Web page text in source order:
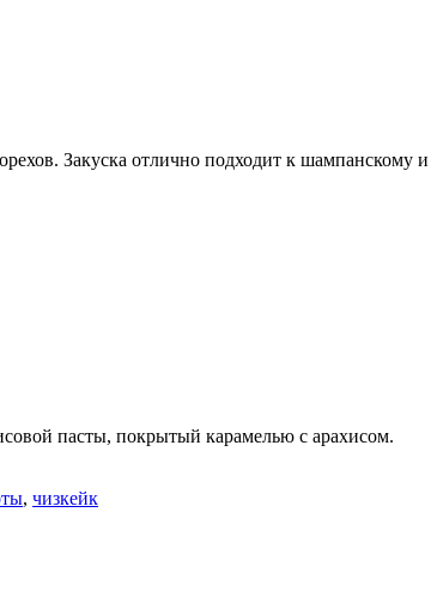
Закуска отлично подходит к шампанскому
пасты, покрытый карамелью с арахисом.
, чизкейк